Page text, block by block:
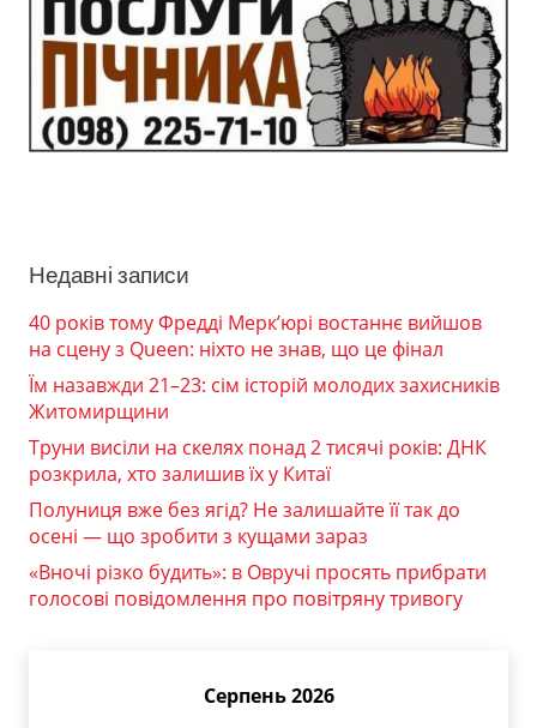
Недавні записи
40 років тому Фредді Мерк’юрі востаннє вийшов
на сцену з Queen: ніхто не знав, що це фінал
Їм назавжди 21–23: сім історій молодих захисників
Житомирщини
Труни висіли на скелях понад 2 тисячі років: ДНК
розкрила, хто залишив їх у Китаї
Полуниця вже без ягід? Не залишайте її так до
осені — що зробити з кущами зараз
«Вночі різко будить»: в Овручі просять прибрати
голосові повідомлення про повітряну тривогу
Серпень 2026